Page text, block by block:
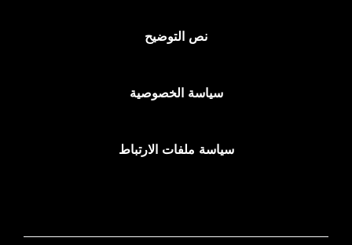
نص التوضيح
سياسة الخصوصية
سياسة ملفات الارتباط